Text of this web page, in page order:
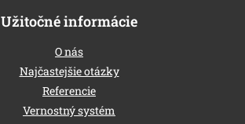
Užitočné informácie
O nás
Najčastejšie otázky
Referencie
Vernostný systém